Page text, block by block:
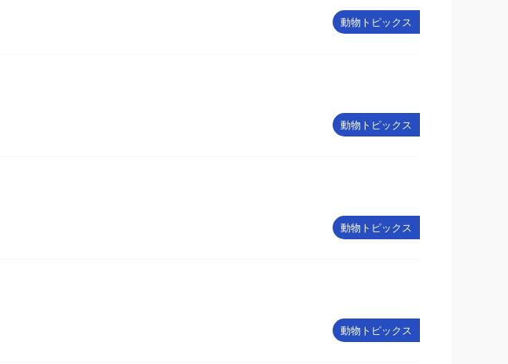
動物トピックス
動物トピックス
動物トピックス
動物トピックス